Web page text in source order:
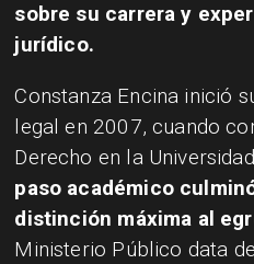
sobre su carrera y
jurídico.
Constanza Encina inició
legal en 2007, cuando
Derecho en la
paso académico
distinción máxima al
Ministerio Público data